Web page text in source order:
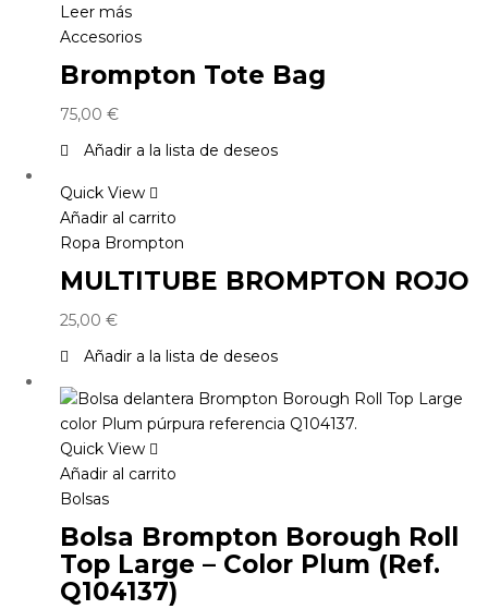
Leer más
Accesorios
Brompton Tote Bag
75,00 €
Añadir a la lista de deseos
Quick View
Añadir al carrito
Ropa Brompton
MULTITUBE BROMPTON ROJO
25,00 €
Añadir a la lista de deseos
Quick View
Añadir al carrito
Bolsas
Bolsa Brompton Borough Roll
Top Large – Color Plum (Ref.
Q104137)